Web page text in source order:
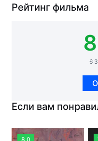
Рейтинг фильма
6
Если вам
8.0